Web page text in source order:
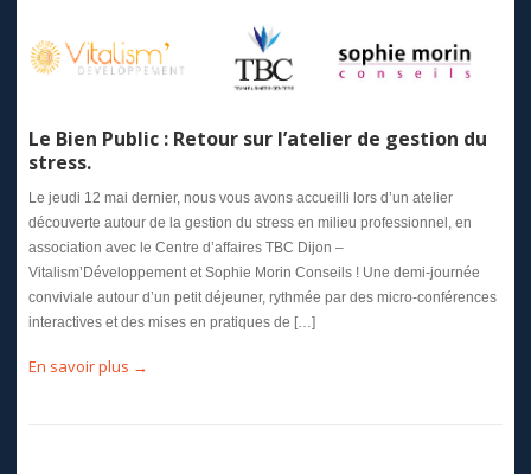
Le Bien Public : Retour sur l’atelier de gestion du
stress.
Le jeudi 12 mai dernier, nous vous avons accueilli lors d’un atelier
découverte autour de la gestion du stress en milieu professionnel, en
association avec le Centre d’affaires TBC Dijon –
Vitalism’Développement et Sophie Morin Conseils ! Une demi-journée
conviviale autour d’un petit déjeuner, rythmée par des micro-conférences
interactives et des mises en pratiques de […]
En savoir plus →